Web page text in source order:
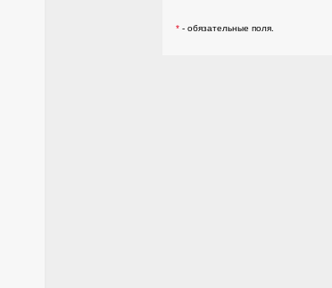
* - обязательные поля.